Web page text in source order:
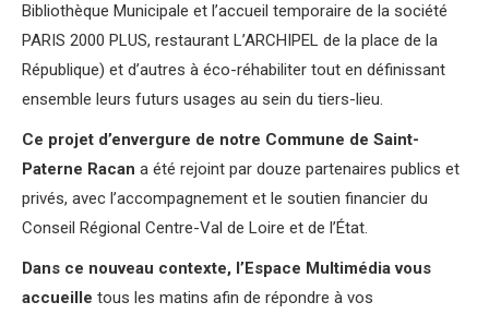
Bibliothèque Municipale et l’accueil temporaire de la société
PARIS 2000 PLUS, restaurant L’ARCHIPEL de la place de la
République) et d’autres à éco-réhabiliter tout en définissant
ensemble leurs futurs usages au sein du tiers-lieu.
Ce projet d’envergure de notre Commune de Saint-
Paterne Racan a été rejoint par douze partenaires publics et
privés, avec l’accompagnement et le soutien financier du
Conseil Régional Centre-Val de Loire et de l’État.
Dans ce nouveau contexte, l’Espace Multimédia vous
accueille tous les matins afin de répondre à vos